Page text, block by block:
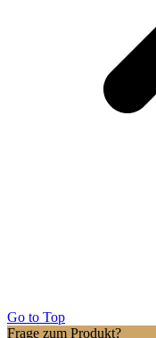
Go to Top
Frage zum Produkt?